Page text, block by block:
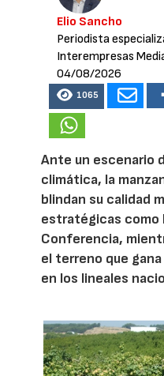
Elio Sancho
Periodista
Interempresas
04/08/2026
1065
Ante un escenario
climática, la
blindan su calidad
estratégicas como
Conferencia,
el terreno que
en los lineales